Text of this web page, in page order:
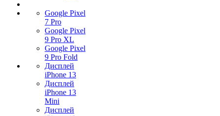
Google Pixel
7 Pro
Google Pixel
9 Pro XL
Google Pixel
9 Pro Fold
Дисплей
iPhone 13
Дисплей
iPhone 13
Mini
Дисплей